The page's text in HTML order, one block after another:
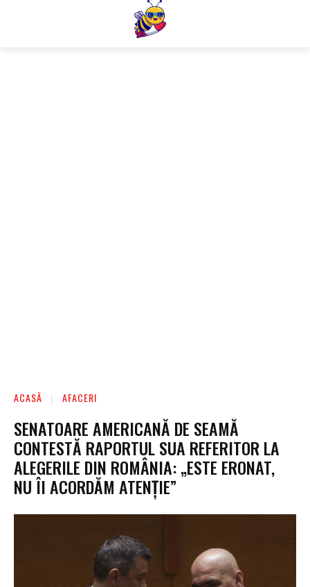
ACASĂ AFACERI
SENATOARE AMERICANĂ DE SEAMĂ
CONTESTĂ RAPORTUL SUA REFERITOR LA
ALEGERILE DIN ROMÂNIA: „ESTE ERONAT,
NU ÎI ACORDĂM ATENȚIE”